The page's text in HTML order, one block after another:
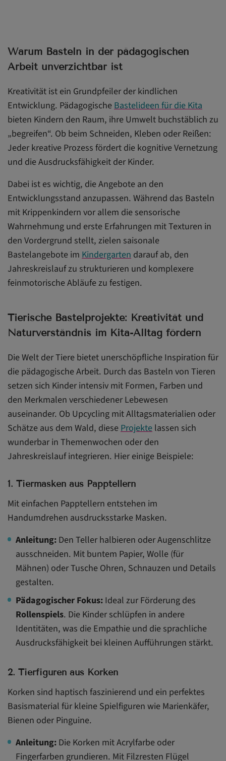
Warum Basteln in der pädagogischen
Arbeit unverzichtbar ist
Kreativität ist ein Grundpfeiler der kindlichen
Entwicklung. PädagogischeBastelideen für die Kita
bieten Kindern den Raum, ihre Umwelt buchstäblich zu
„begreifen“. Ob beim Schneiden, Kleben oder Reißen:
Jeder kreative Prozess fördert die kognitive Vernetzung
und die Ausdrucksfähigkeit der Kinder.
Dabei ist es wichtig, die Angebote an den
Entwicklungsstand anzupassen. Während das Basteln
mit Krippenkindern vor allem die sensorische
Wahrnehmung und erste Erfahrungen mit Texturen in
den Vordergrund stellt, zielen saisonale
Bastelangebote imKindergartendarauf ab, den
Jahreskreislauf zu strukturieren und komplexere
feinmotorische Abläufe zu festigen.
Tierische Bastelprojekte: Kreativität und
Naturverständnis im Kita-Alltag fördern
Die Welt der Tiere bietet unerschöpfliche Inspiration für
die pädagogische Arbeit. Durch das Basteln von Tieren
setzen sich Kinder intensiv mit Formen, Farben und
den Merkmalen verschiedener Lebewesen
auseinander. Ob Upcycling mit Alltagsmaterialien oder
Schätze aus dem Wald, dieseProjektelassen sich
wunderbar in Themenwochen oder den
Jahreskreislauf integrieren. Hier einige Beispiele:
1. Tiermasken aus Papptellern
Mit einfachen Papptellern entstehen im
Handumdrehen ausdrucksstarke Masken.
Anleitung:Den Teller halbieren oder Augenschlitze
ausschneiden. Mit buntem Papier, Wolle (für
Mähnen) oder Tusche Ohren, Schnauzen und Details
gestalten.
Pädagogischer Fokus:Ideal zur Förderung des
Rollenspiels. Die Kinder schlüpfen in andere
Identitäten, was die Empathie und die sprachliche
Ausdrucksfähigkeit bei kleinen Aufführungen stärkt.
2. Tierfiguren aus Korken
Korken sind haptisch faszinierend und ein perfektes
Basismaterial für kleine Spielfiguren wie Marienkäfer,
Bienen oder Pinguine.
Anleitung:Die Korken mit Acrylfarbe oder
Fingerfarben grundieren. Mit Filzresten Flügel